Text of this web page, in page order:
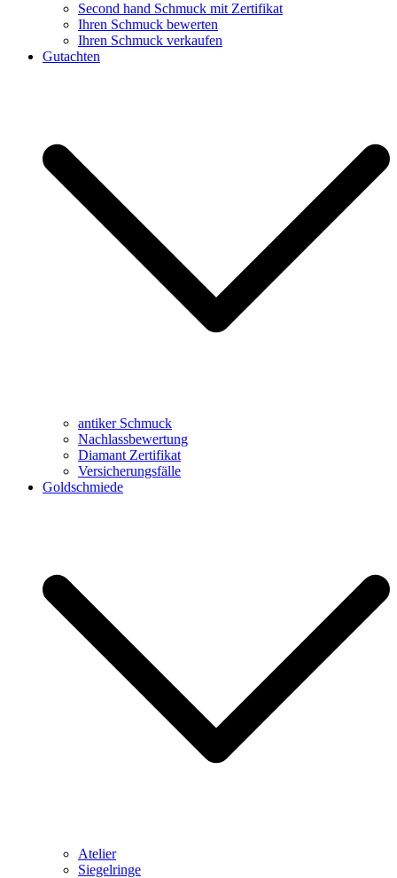
Second hand Schmuck mit Zertifikat
Ihren Schmuck bewerten
Ihren Schmuck verkaufen
Gutachten
antiker Schmuck
Nachlassbewertung
Diamant Zertifikat
Versicherungsfälle
Goldschmiede
Atelier
Siegelringe